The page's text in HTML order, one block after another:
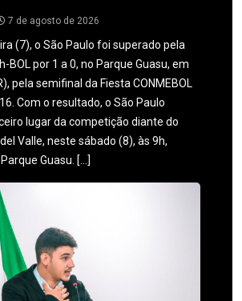
7 de agosto de 2026
(7), o São Paulo foi superado pela
BOL por 1 a 0, no Parque Guasu, em
pela semifinal da Fiesta CONMEBOL
Com o resultado, o São Paulo
lugar da competição diante do
Valle, neste sábado (8), às 9h,
Guasu. […]